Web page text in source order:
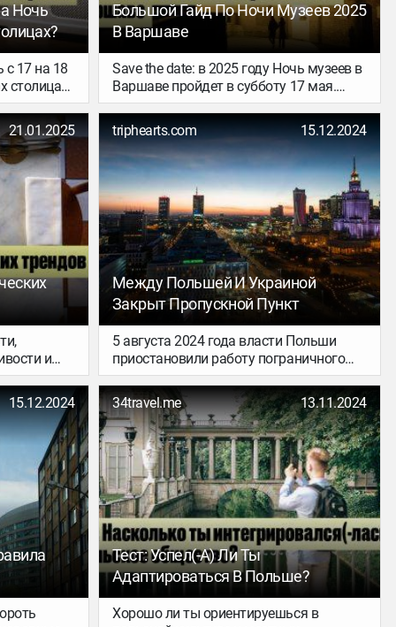
Ночь
17 на 18
столицах
главных
и
сочное?
Большой Гайд По Ночи Музеев 2025
В Варшаве
Save the date: в 2025 году Ночь музеев в
Варшаве пройдет в субботу 17 мая.
Подготовили для тебя объемный гайд,
который поможет классно провести эту
ночь, избежав самые популярные и
загруженные музеи города.
21.01.2025
и
–
triphearts.com 15.12.2024
Между Польшей И Украиной
Закрыт Пропускной Пункт
5 августа 2024 года власти Польши
приостановили работу пограничного
пропускного пункта, находящегося
недалеко от перехода Ягодин. В
настоящее время закрытие пункта
считается временным.
15.12.2024 34travel.me 13.11.2024
Тест: Успел(-А) Ли Ты
Адаптироваться В Польше?
Хорошо ли ты ориентируешься в